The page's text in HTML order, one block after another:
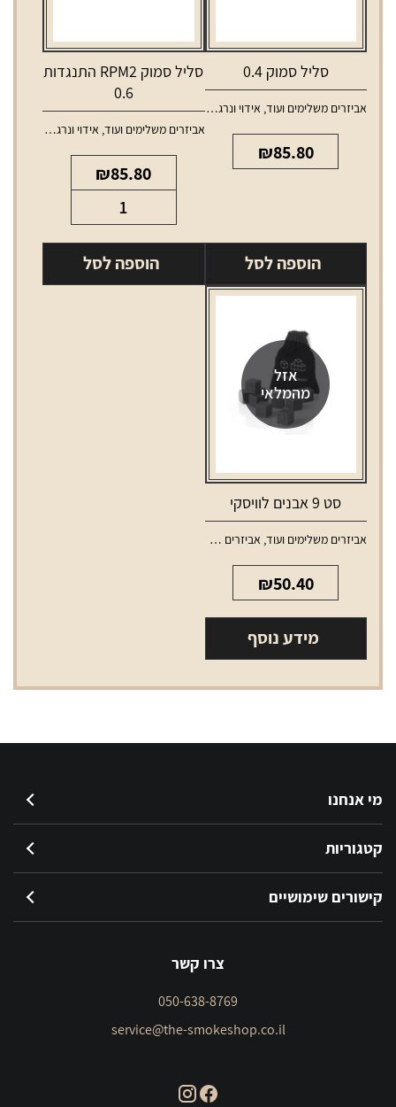
סליל סמוק 0.4
אביזרים משלימים ועוד, אידוי ונרגילות ,סלילים וסוללות למכשירי אידוי
₪85.80
הוספה לסל
סליל סמוק RPM2 התנגדות
0.6
אביזרים משלימים ועוד, אידוי ונרגילות
₪85.80
של
סליל
סמוק
הוספה לסל
אזל
מהמלאי
סט 9 אבנים לוויסקי
אביזרים משלימים ועוד, אביזרים משלימים לאלכוהול
₪50.40
מידע נוסף
מי אנחנו
קטגוריות
קישורים שימושיים
צרו קשר
050-638-8769
service@the-smokeshop.co.il